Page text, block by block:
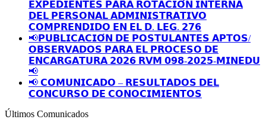
𝗘𝗫𝗣𝗘𝗗𝗜𝗘𝗡𝗧𝗘𝗦 𝗣𝗔𝗥𝗔 𝗥𝗢𝗧𝗔𝗖𝗜𝗢́𝗡 𝗜𝗡𝗧𝗘𝗥𝗡𝗔
𝗗𝗘𝗟 𝗣𝗘𝗥𝗦𝗢𝗡𝗔𝗟 𝗔𝗗𝗠𝗜𝗡𝗜𝗦𝗧𝗥𝗔𝗧𝗜𝗩𝗢
𝗖𝗢𝗠𝗣𝗥𝗘𝗡𝗗𝗜𝗗𝗢 𝗘𝗡 𝗘𝗟 𝗗. 𝗟𝗘𝗚. 𝟮𝟳𝟲
📢𝗣𝗨𝗕𝗟𝗜𝗖𝗔𝗖𝗜𝗢́𝗡 𝗗𝗘 𝗣𝗢𝗦𝗧𝗨𝗟𝗔𝗡𝗧𝗘𝗦 𝗔𝗣𝗧𝗢𝗦/
𝗢𝗕𝗦𝗘𝗥𝗩𝗔𝗗𝗢𝗦 𝗣𝗔𝗥𝗔 𝗘𝗟 𝗣𝗥𝗢𝗖𝗘𝗦𝗢 𝗗𝗘
𝗘𝗡𝗖𝗔𝗥𝗚𝗔𝗧𝗨𝗥𝗔 𝟮𝟬𝟮𝟲 𝗥𝗩𝗠 𝟬𝟵𝟴-𝟮𝟬𝟮𝟱-𝗠𝗜𝗡𝗘𝗗𝗨
📢
📢 𝗖𝗢𝗠𝗨𝗡𝗜𝗖𝗔𝗗𝗢 – 𝗥𝗘𝗦𝗨𝗟𝗧𝗔𝗗𝗢𝗦 𝗗𝗘𝗟
𝗖𝗢𝗡𝗖𝗨𝗥𝗦𝗢 𝗗𝗘 𝗖𝗢𝗡𝗢𝗖𝗜𝗠𝗜𝗘𝗡𝗧𝗢𝗦
Últimos Comunicados